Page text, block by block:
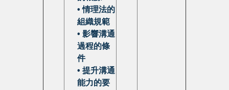
• 情理法的
組織規範
• 影響溝通
過程的條
件
• 提升溝通
能力的要